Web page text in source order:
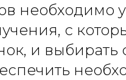
необходимо
с
и выбирать